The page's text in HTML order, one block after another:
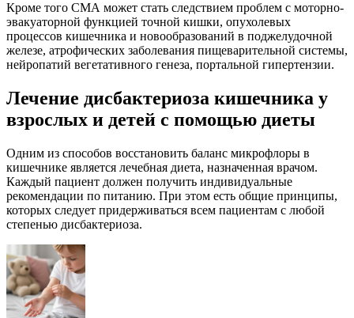
Кроме того СМА может стать следствием проблем с моторно-
эвакуаторной функцией точной кишки, опухолевых
процессов кишечника и новообразований в поджелудочной
железе, атрофических заболевания пищеварительной системы,
нейропатий вегетативного генеза, портальной гипертензии.
Лечение дисбактериоза кишечника у
взрослых и детей с помощью диеты
Одним из способов восстановить баланс микрофлоры в
кишечнике является лечебная диета, назначенная врачом.
Каждый пациент должен получить индивидуальные
рекомендации по питанию. При этом есть общие принципы,
которых следует придерживаться всем пациентам с любой
степенью дисбактериоза.